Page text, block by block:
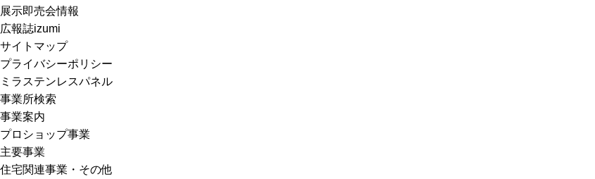
展示即売会情報
広報誌izumi
サイトマップ
プライバシーポリシー
ミラステンレスパネル
事業所検索
事業案内
プロショップ事業
主要事業
住宅関連事業・その他